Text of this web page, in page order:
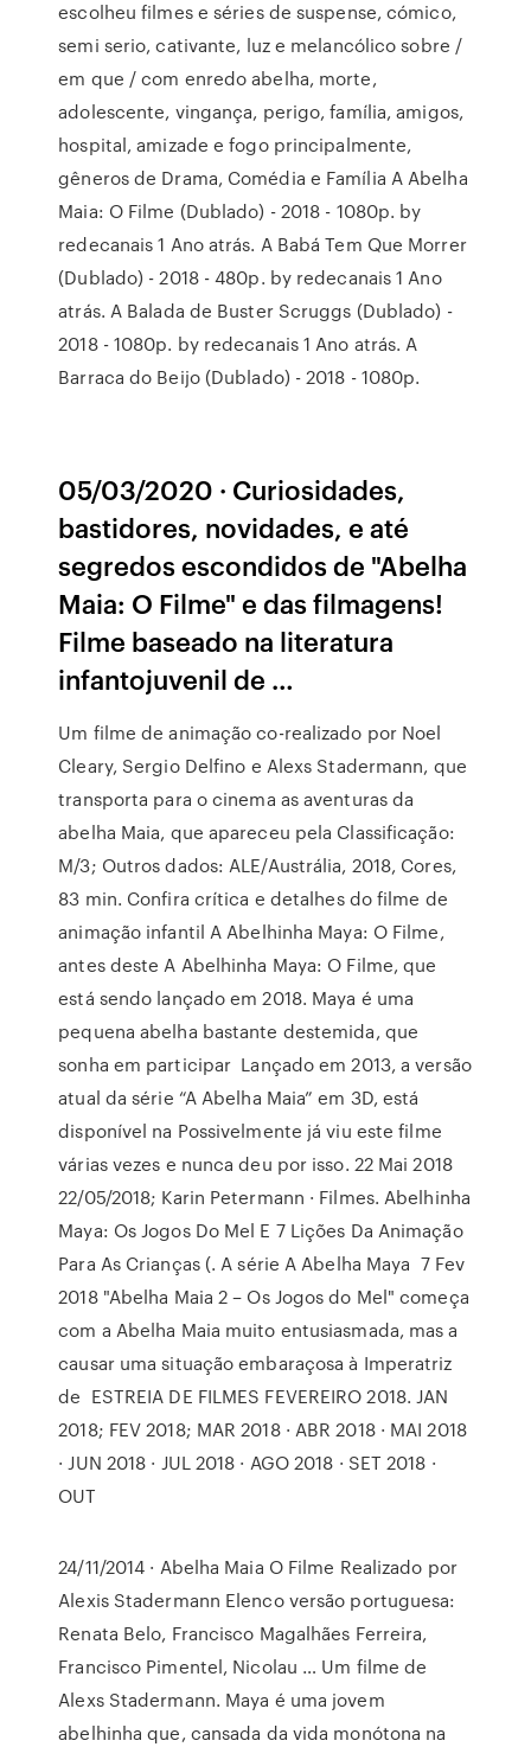
escolheu filmes e séries de suspense, cómico,
semi serio, cativante, luz e melancólico sobre /
em que / com enredo abelha, morte,
adolescente, vingança, perigo, família, amigos,
hospital, amizade e fogo principalmente,
gêneros de Drama, Comédia e Família A Abelha
Maia: O Filme (Dublado) - 2018 - 1080p. by
redecanais 1 Ano atrás. A Babá Tem Que Morrer
(Dublado) - 2018 - 480p. by redecanais 1 Ano
atrás. A Balada de Buster Scruggs (Dublado) -
2018 - 1080p. by redecanais 1 Ano atrás. A
Barraca do Beijo (Dublado) - 2018 - 1080p.
05/03/2020 · Curiosidades,
bastidores, novidades, e até
segredos escondidos de "Abelha
Maia: O Filme" e das filmagens!
Filme baseado na literatura
infantojuvenil de …
Um filme de animação co-realizado por Noel
Cleary, Sergio Delfino e Alexs Stadermann, que
transporta para o cinema as aventuras da
abelha Maia, que apareceu pela Classificação:
M/3; Outros dados: ALE/Austrália, 2018, Cores,
83 min. Confira crítica e detalhes do filme de
animação infantil A Abelhinha Maya: O Filme,
antes deste A Abelhinha Maya: O Filme, que
está sendo lançado em 2018. Maya é uma
pequena abelha bastante destemida, que
sonha em participar Lançado em 2013, a versão
atual da série “A Abelha Maia” em 3D, está
disponível na Possivelmente já viu este filme
várias vezes e nunca deu por isso. 22 Mai 2018
22/05/2018; Karin Petermann · Filmes. Abelhinha
Maya: Os Jogos Do Mel E 7 Lições Da Animação
Para As Crianças (. A série A Abelha Maya 7 Fev
2018 "Abelha Maia 2 – Os Jogos do Mel" começa
com a Abelha Maia muito entusiasmada, mas a
causar uma situação embaraçosa à Imperatriz
de ESTREIA DE FILMES FEVEREIRO 2018. JAN
2018; FEV 2018; MAR 2018 · ABR 2018 · MAI 2018
· JUN 2018 · JUL 2018 · AGO 2018 · SET 2018 ·
OUT
24/11/2014 · Abelha Maia O Filme Realizado por
Alexis Stadermann Elenco versão portuguesa:
Renata Belo, Francisco Magalhães Ferreira,
Francisco Pimentel, Nicolau … Um filme de
Alexs Stadermann. Maya é uma jovem
abelhinha que, cansada da vida monótona na